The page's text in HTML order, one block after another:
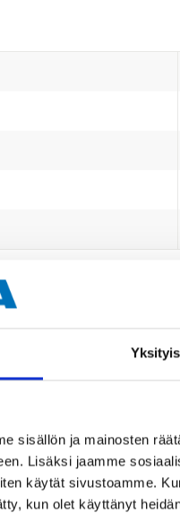
sisällön ja mainosten
Lisäksi jaamme
käytät sivustoamme.
kun olet käyttänyt